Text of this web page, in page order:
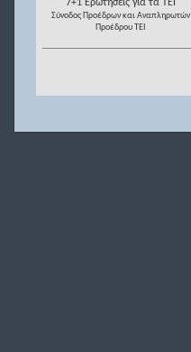
7+1 Ερωτήσεις για τα ΤΕΙ
Σύνοδος Προέδρων και Αναπληρωτών
Προέδρου ΤΕΙ